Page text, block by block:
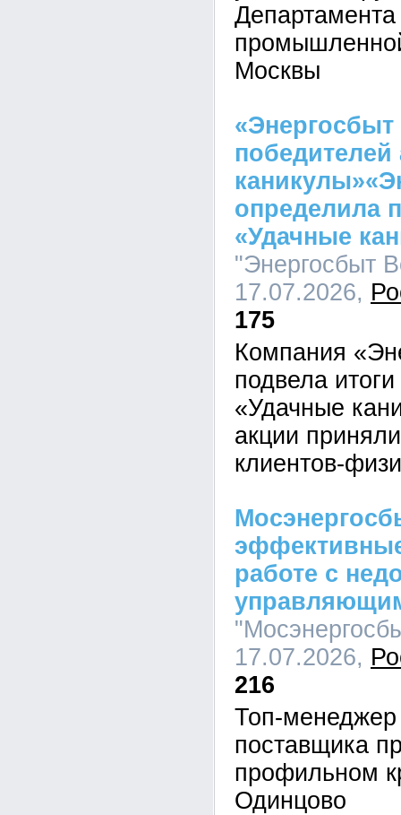
Москвы
определила
«Удачные
"Энергосбыт
17.07.2026,
175
Компания
подвела
«Удачные
акции
клиентов-
работе с
17.07.2026,
216
Топ-менеджер
поставщика
профильном
Одинцово